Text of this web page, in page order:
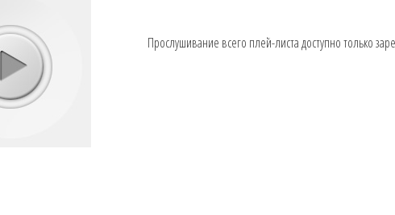
Прослушивание всего плей-листа доступно только